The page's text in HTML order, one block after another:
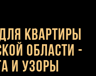
квартиры
области -
и узоры